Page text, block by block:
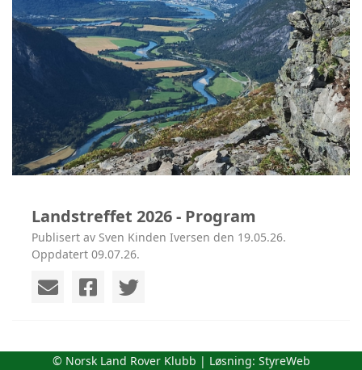
Landstreffet 2026 - Program
Publisert av Sven Kinden Iversen den 19.05.26.
Oppdatert 09.07.26.
Da nærmer det seg årets happening i klubben,
© Norsk Land Rover Klubb | Løsning: StyreWeb